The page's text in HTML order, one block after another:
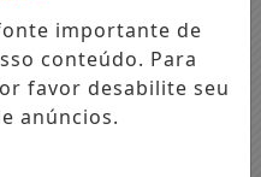
importante de
conteúdo. Para
favor desabilite seu
anúncios.